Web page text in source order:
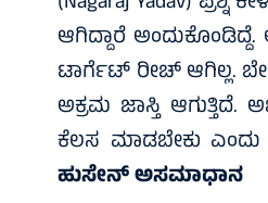
ಆಗಿದ್ದಾರೆ
ಟಾರ್ಗೆಟ್ ರೀಚ್ ಆಗಿಲ್ಲ.
ಅಕ್ರಮ ಜಾಸ್ತಿ ಆಗುತ್ತಿದೆ.
ಕೆಲಸ ಮಾಡಬೇಕು
ಹುಸೇನ್ ಅಸಮಾಧಾನ